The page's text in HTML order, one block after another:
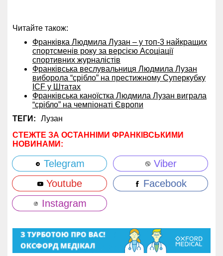
Читайте також:
Франківка Людмила Лузан – у топ-3 найкращих
спортсменів року за версією Асоціації
спортивних журналістів
Франківська веслувальниця Людмила Лузан
виборола “срібло” на престижному Суперкубку
ICF у Штатах
Франківська каноїстка Людмила Лузан виграла
“срібло” на чемпіонаті Європи
ТЕГИ:
Лузан
СТЕЖТЕ ЗА ОСТАННІМИ ФРАНКІВСЬКИМИ
НОВИНАМИ:
Telegram
Viber
Youtube
Facebook
Instagram